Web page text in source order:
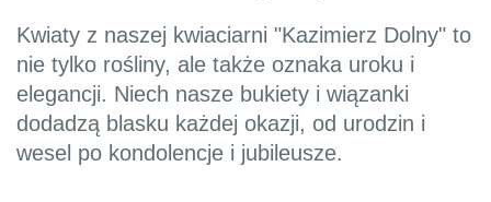
Kwiaty z naszej kwiaciarni "Kazimierz Dolny" to
nie tylko rośliny, ale także oznaka uroku i
elegancji. Niech nasze bukiety i wiązanki
dodadzą blasku każdej okazji, od urodzin i
wesel po kondolencje i jubileusze.